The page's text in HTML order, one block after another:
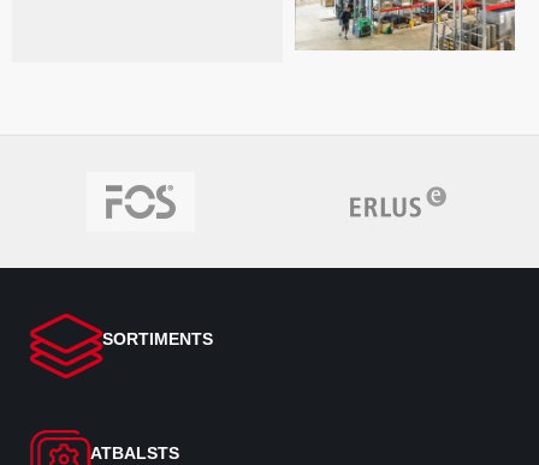
SORTIMENTS
ATBALSTS